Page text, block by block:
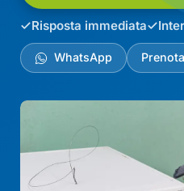
Risposta immediata
WhatsApp